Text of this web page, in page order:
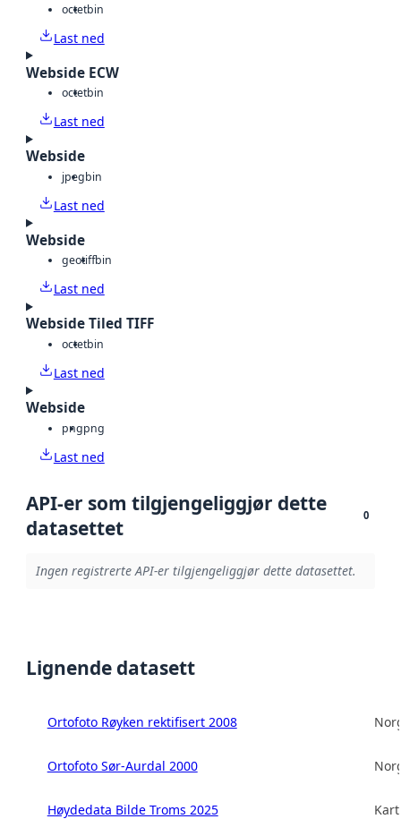
octetbin
Last ned
Webside ECW
octetbin
Last ned
Webside
jpegbin
Last ned
Webside
geotiffbin
Last ned
Webside Tiled TIFF
octetbin
Last ned
Webside
pngpng
Last ned
API-er som tilgjengeliggjør dette
datasettet
0
Ingen registrerte API-er tilgjengeliggjør dette datasettet.
Lignende datasett
Ortofoto Røyken rektifisert 2008
Ortofoto Sør-Aurdal 2000
Høydedata Bilde Troms 2025